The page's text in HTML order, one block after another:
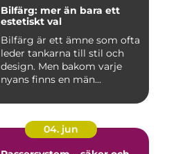
Bilfärg: mer än bara ett
estetiskt val
Bilfärg är ett ämne som ofta
leder tankarna till stil och
design. Men bakom varje
nyans finns en män...
04. jun